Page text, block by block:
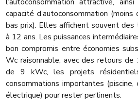
capacité d’autoconsommation
bas prix). Elles affichent souvent
à 12 ans. Les puissances
bon compromis entre économies
Wc raisonnable, avec des retours
de 9 kWc, les projets
consommations importantes (piscine,
électrique) pour rester pertinents.